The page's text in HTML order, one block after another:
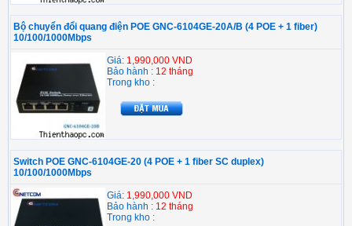
Bộ chuyển đổi quang điện POE GNC-6104GE-20A/B (4 POE + 1 fiber)
10/100/1000Mbps
Giá: 1,990,000 VND
Bảo hành : 12 tháng
Trong kho :
Switch POE GNC-6104GE-20 (4 POE + 1 fiber SC duplex)
10/100/1000Mbps
Giá: 1,990,000 VND
Bảo hành : 12 tháng
Trong kho :